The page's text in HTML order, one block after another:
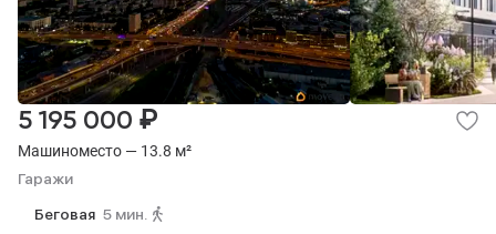
Машиноместо — 13.8 м²
Гаражи
5 195 000 ₽
Беговая 5 мин.